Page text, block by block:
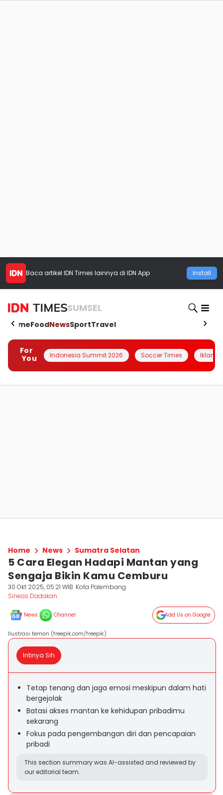
Baca artikel IDN Times lainnya di IDN App Install
SUMSEL
HomeFoodNewsSportTravel
For
You
Indonesia Summit 2026 Soccer Times Iklanin
Home News Sumatra Selatan
5 Cara Elegan Hadapi Mantan yang
Sengaja Bikin Kamu Cemburu
30 Okt 2025, 05:21 WIB Kota Palembang
Sineas Dadakan
News Channel Add Us on Google
Ilustrasi teman (freepik.com/freepik)
Intinya Sih
Tetap tenang dan jaga emosi meskipun dalam hati
bergejolak
Batasi akses mantan ke kehidupan pribadimu
sekarang
Fokus pada pengembangan diri dan pencapaian
pribadi
This section summary was AI-assisted and reviewed by
our editorial team.